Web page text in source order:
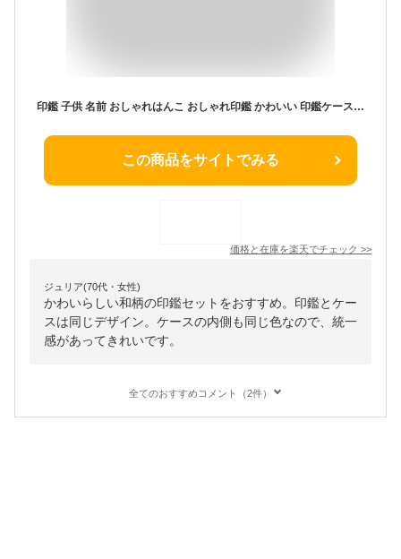
印鑑 子供 名前 おしゃれはんこ おしゃれ印鑑 かわいい 印鑑ケース 和ざいく 印鑑ケースセット 12ミリ ハンコ 男の子 銀行印 女の子 認印 赤ちゃん 女性 判子 はんこ 出産祝い 履歴書 願書 就職祝い 成人祝い★和ざいく印鑑12mm 和ちょう★ケース付き 送料無料（WZ-YC）
この商品をサイトでみる
価格と在庫を楽天でチェック >>
ジュリア(70代・女性)
かわいらしい和柄の印鑑セットをおすすめ。印鑑とケー
スは同じデザイン。ケースの内側も同じ色なので、統一
感があってきれいです。
全てのおすすめコメント（2件）